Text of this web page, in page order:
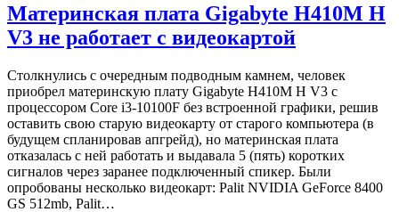
AI
Suite
3
Ошибка
«access
violation
dip4.dll»
Материнская плата Gigabyte H410M H
V3 не работает с видеокартой
Столкнулись с очередным подводным камнем, человек
приобрел материнскую плату Gigabyte H410M H V3 с
процессором Core i3-10100F без встроенной графики, решив
оставить свою старую видеокарту от старого компьютера (в
будущем спланировав апгрейд), но материнская плата
отказалась с ней работать и выдавала 5 (пять) коротких
сигналов через заранее подключенный спикер. Были
опробованы несколько видеокарт: Palit NVIDIA GeForce 8400
GS 512mb, Palit…